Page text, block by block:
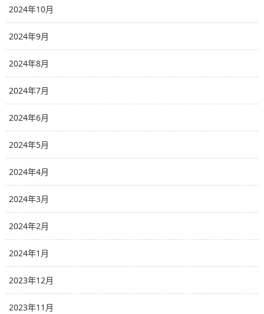
2024年10月
2024年9月
2024年8月
2024年7月
2024年6月
2024年5月
2024年4月
2024年3月
2024年2月
2024年1月
2023年12月
2023年11月